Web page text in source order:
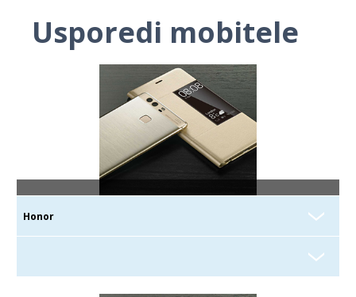
Usporedi mobitele